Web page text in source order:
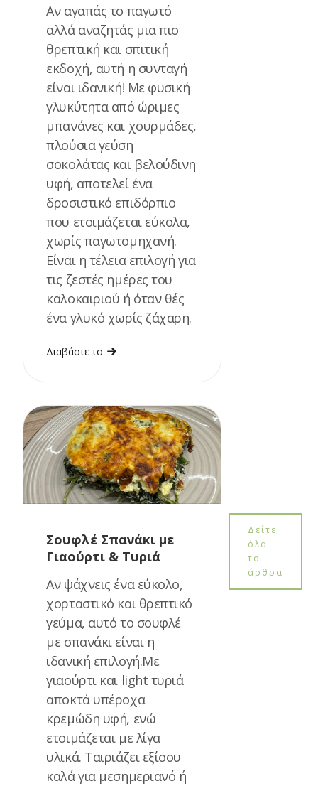
Αν αγαπάς το παγωτό
αλλά αναζητάς μια πιο
θρεπτική και σπιτική
εκδοχή, αυτή η συνταγή
είναι ιδανική! Με φυσική
γλυκύτητα από ώριμες
μπανάνες και χουρμάδες,
πλούσια γεύση
σοκολάτας και βελούδινη
υφή, αποτελεί ένα
δροσιστικό επιδόρπιο
που ετοιμάζεται εύκολα,
χωρίς παγωτομηχανή.
Είναι η τέλεια επιλογή για
τις ζεστές ημέρες του
καλοκαιριού ή όταν θές
ένα γλυκό χωρίς ζάχαρη.
Διαβάστε το
Σουφλέ Σπανάκι με
Γιαούρτι & Τυριά
Αν ψάχνεις ένα εύκολο,
χορταστικό και θρεπτικό
γεύμα, αυτό το σουφλέ
με σπανάκι είναι η
ιδανική επιλογή.Με
γιαούρτι και light τυριά
αποκτά υπέροχα
κρεμώδη υφή, ενώ
ετοιμάζεται με λίγα
υλικά. Ταιριάζει εξίσου
καλά για μεσημεριανό ή
Δείτε
όλα
τα
άρθρα